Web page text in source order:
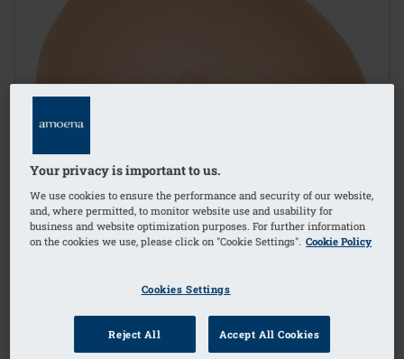
1/2
Your privacy is important to us.
We use cookies to ensure the performance and security of our website,
and, where permitted, to monitor website use and usability for
business and website optimization purposes. For further information
on the cookies we use, please click on "Cookie Settings". Cookie Policy
Cookies Settings
Reject All Accept All Cookies